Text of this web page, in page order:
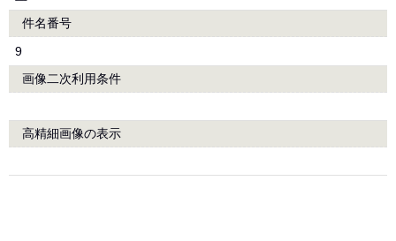
件名番号
9
画像二次利用条件
高精細画像の表示